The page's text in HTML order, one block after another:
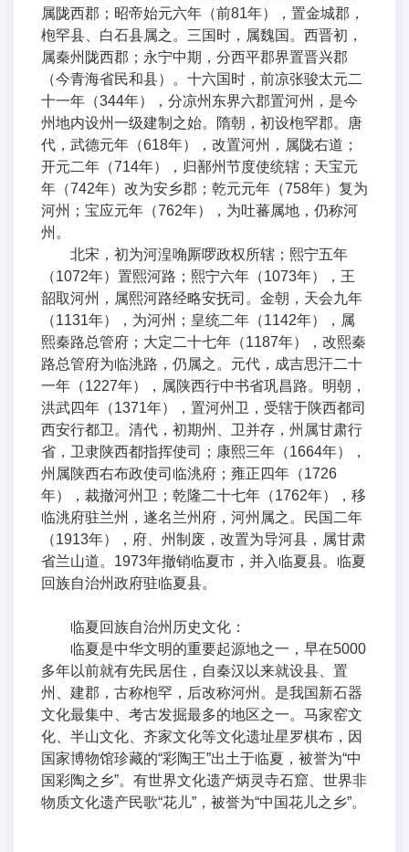
属陇西郡；昭帝始元六年（前81年），置金城郡，
枹罕县、白石县属之。三国时，属魏国。西晋初，
属秦州陇西郡；永宁中期，分西平郡界置晋兴郡
（今青海省民和县）。十六国时，前凉张骏太元二
十一年（344年），分凉州东界六郡置河州，是今
州地内设州一级建制之始。隋朝，初设枹罕郡。唐
代，武德元年（618年），改置河州，属陇右道；
开元二年（714年），归鄯州节度使统辖；天宝元
年（742年）改为安乡郡；乾元元年（758年）复为
河州；宝应元年（762年），为吐蕃属地，仍称河
州。
北宋，初为河湟唃厮啰政权所辖；熙宁五年
（1072年）置熙河路；熙宁六年（1073年），王
韶取河州，属熙河路经略安抚司。金朝，天会九年
（1131年），为河州；皇统二年（1142年），属
熙秦路总管府；大定二十七年（1187年），改熙秦
路总管府为临洮路，仍属之。元代，成吉思汗二十
一年（1227年），属陕西行中书省巩昌路。明朝，
洪武四年（1371年），置河州卫，受辖于陕西都司
西安行都卫。清代，初期州、卫并存，州属甘肃行
省，卫隶陕西都指挥使司；康熙三年（1664年），
州属陕西右布政使司临洮府；雍正四年（1726
年），裁撤河州卫；乾隆二十七年（1762年），移
临洮府驻兰州，遂名兰州府，河州属之。民国二年
（1913年），府、州制废，改置为导河县，属甘肃
省兰山道。1973年撤销临夏市，并入临夏县。临夏
回族自治州政府驻临夏县。
临夏回族自治州历史文化：
临夏是中华文明的重要起源地之一，早在5000
多年以前就有先民居住，自秦汉以来就设县、置
州、建郡，古称枹罕，后改称河州。是我国新石器
文化最集中、考古发掘最多的地区之一。马家窑文
化、半山文化、齐家文化等文化遗址星罗棋布，因
国家博物馆珍藏的“彩陶王”出土于临夏，被誉为“中
国彩陶之乡”。有世界文化遗产炳灵寺石窟、世界非
物质文化遗产民歌“花儿”，被誉为“中国花儿之乡”。